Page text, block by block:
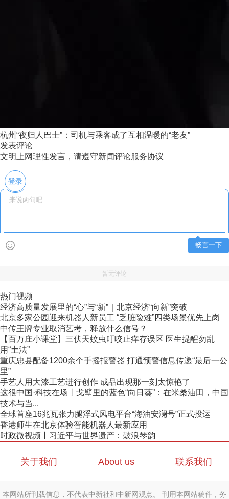
杭州“夜归人巴士”：司机与乘客成了互相温暖的“老友”
发表评论
文明上网理性发言，请遵守新闻评论服务协议
登录
畅言一下
暂无评论
热门视频
经济高质量发展里的“心”与“新”｜北京经济“向新”突破
北京多家公园迎来机器人新员工 “乏脏险难”四类场景优先上岗
中传王牌专业取消艺考，释放什么信号？
【百万庄小课堂】三伏天蚊虫叮咬止痒存误区 医生提醒勿乱
用“土法”
重庆忠县配备1200余个手摇报警器 打通预警信息传递“最后一公
里”
手艺人用大漆工艺进行创作 成品出现那一刻太惊艳了
这很中国·科技在场丨戈壁里的蓝色“向日葵”：在米桑油田，中国
技术与当...
全球首座16兆瓦张力腿浮式风电平台“海油安澜号”正式投运
香港师生在北京体验智能机器人最新应用
时政微视频丨习近平与世界遗产：鼓浪琴韵
关于我们 About us 联系我们
本网站所刊载信息，不代表中新社和中新网观点。 刊用本网站稿件，务